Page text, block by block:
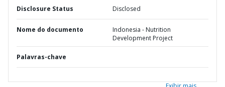
Disclosure Status Disclosed
Nome do documento
Indonesia - Nutrition
Development Project
Palavras-chave